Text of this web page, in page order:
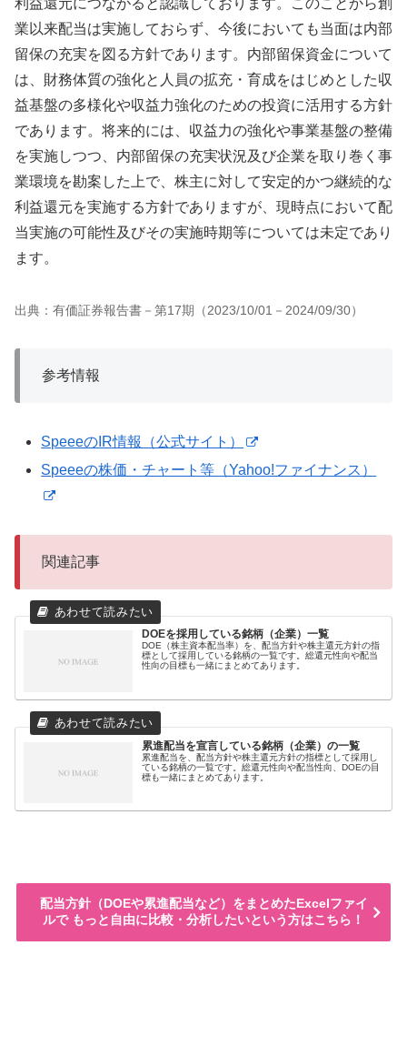
業以来配当は実施しておらず、今後においても当面は内部
留保の充実を図る方針であります。内部留保資金について
は、財務体質の強化と人員の拡充・育成をはじめとした収
益基盤の多様化や収益力強化のための投資に活用する方針
であります。将来的には、収益力の強化や事業基盤の整備
を実施しつつ、内部留保の充実状況及び企業を取り巻く事
業環境を勘案した上で、株主に対して安定的かつ継続的な
利益還元を実施する方針でありますが、現時点において配
当実施の可能性及びその実施時期等については未定であり
ます。
出典：有価証券報告書－第17期（2023/10/01－2024/09/30）
参考情報
SpeeeのIR情報（公式サイト）
Speeeの株価・チャート等（Yahoo!ファイナンス）
関連記事
DOEを採用している銘柄（企業）一覧
DOE（株主資本配当率）を、配当方針や株主還元方針の指
標として採用している銘柄の一覧です。総還元性向や配当
性向の目標も一緒にまとめてあります。
累進配当を宣言している銘柄（企業）の一覧
累進配当を、配当方針や株主還元方針の指標として採用し
ている銘柄の一覧です。総還元性向や配当性向、DOEの目
標も一緒にまとめてあります。
配当方針（DOEや累進配当など）をまとめたExcelファイ
ルで もっと自由に比較・分析したいという方はこちら！